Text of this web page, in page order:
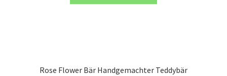
Rose Flower Bär Handgemachter Teddybär